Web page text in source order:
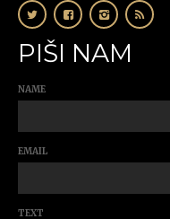
PIŠI NAM
NAME
EMAIL
TEXT